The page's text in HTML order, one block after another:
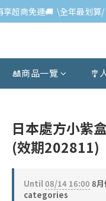
超商免運🚚  \全年最划算/
🎎商品一覽 🎐
日本處方小紫
(效期202811)
Until08/14 16:00 8
categories